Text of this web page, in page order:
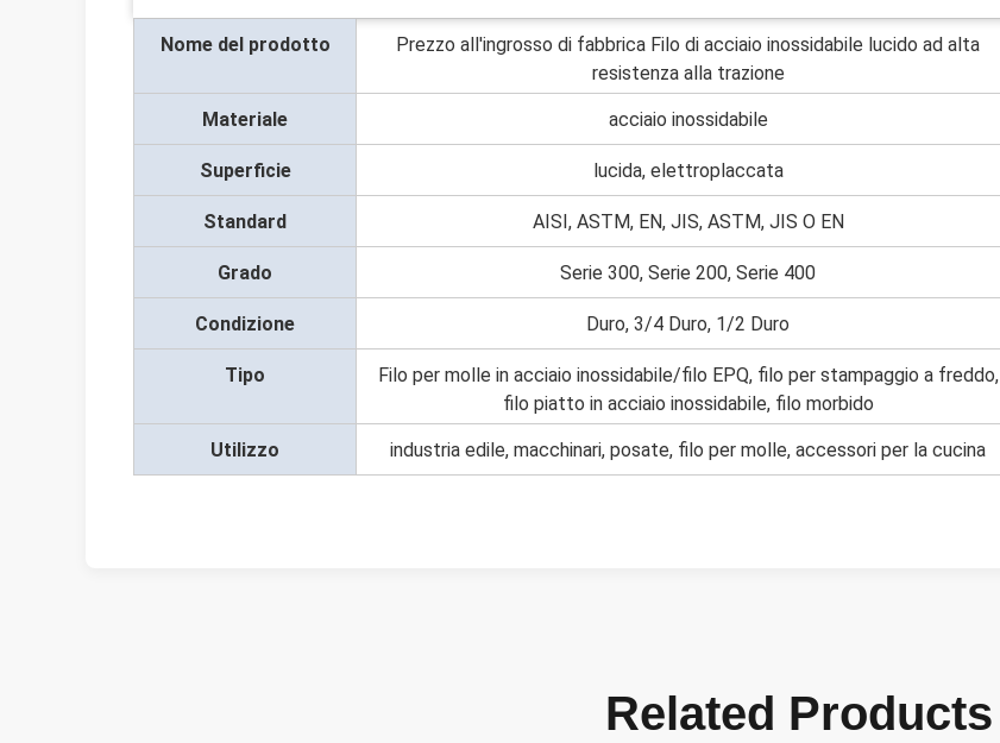
Nome del prodotto
Prezzo all'ingrosso di fabbrica Filo di acciaio inossidabile lucido ad alta
resistenza alla trazione
Materiale acciaio inossidabile
Superficie lucida, elettroplaccata
Standard AISI, ASTM, EN, JIS, ASTM, JIS O EN
Grado Serie 300, Serie 200, Serie 400
Condizione Duro, 3/4 Duro, 1/2 Duro
Tipo
Filo per molle in acciaio inossidabile/filo EPQ, filo per stampaggio a freddo,
filo piatto in acciaio inossidabile, filo morbido
Utilizzo industria edile, macchinari, posate, filo per molle, accessori per la cucina
Related Products